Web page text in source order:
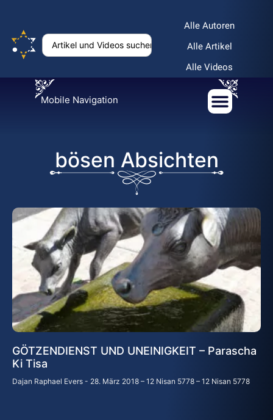
Alle Autoren
Alle Artikel
Alle Videos
Mobile Navigation
bösen Absichten
GÖTZENDIENST UND UNEINIGKEIT – Parascha
Ki Tisa
Dajan Raphael Evers 28. März 2018 – 12 Nisan 5778 – 12 Nisan 5778